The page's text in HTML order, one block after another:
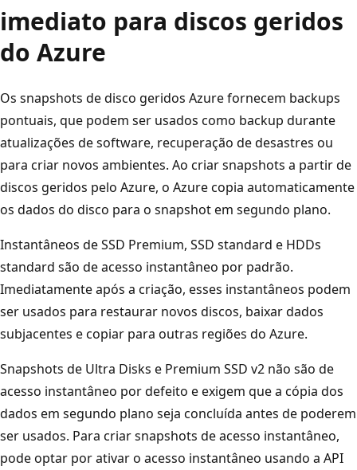
imediato para discos geridos
do Azure
Os snapshots de disco geridos Azure fornecem backups
pontuais, que podem ser usados como backup durante
atualizações de software, recuperação de desastres ou
para criar novos ambientes. Ao criar snapshots a partir de
discos geridos pelo Azure, o Azure copia automaticamente
os dados do disco para o snapshot em segundo plano.
Instantâneos de SSD Premium, SSD standard e HDDs
standard são de acesso instantâneo por padrão.
Imediatamente após a criação, esses instantâneos podem
ser usados para restaurar novos discos, baixar dados
subjacentes e copiar para outras regiões do Azure.
Snapshots de Ultra Disks e Premium SSD v2 não são de
acesso instantâneo por defeito e exigem que a cópia dos
dados em segundo plano seja concluída antes de poderem
ser usados. Para criar snapshots de acesso instantâneo,
pode optar por ativar o acesso instantâneo usando a API